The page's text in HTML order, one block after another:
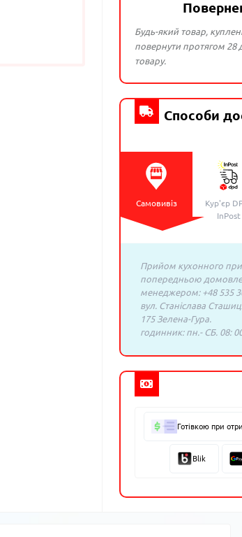
Будь-який товар,
повернути протягом 28
товару.
Способи
Самовивіз
Кур'єр
InPost
Прийом кухонного
попередньою
менеджером: +48 535
вул. Станіслава
175 Зелена-Гура.
годинник: пн.- СБ. 08:
Готівкою при
Blik